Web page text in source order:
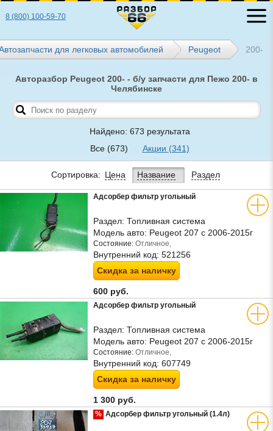
8 (800) 100-59-70
для легковых автомобилей Peugeot 200-
Авторазбор Peugeot 200- - б/у запчасти для Пежо 200- в
Челябинске
Найдено: 673 результата
Все (673) Акции (341)
Сортировка: Цена Название Раздел
Адсорбер фильтр угольный
Раздел: Топливная система
Модель авто: Peugeot 207 с 2006-2015г
Состояние: Отличное,
Внутренний код: 521256
Скидка за наличку
600 руб.
Адсорбер фильтр угольный
Раздел: Топливная система
Модель авто: Peugeot 207 с 2006-2015г
Состояние: Отличное,
Внутренний код: 607749
Скидка за наличку
1 300 руб.
% Адсорбер фильтр угольный (1.4л)